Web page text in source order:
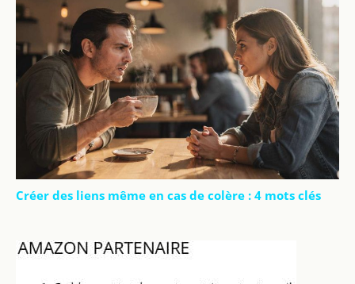
Créer des liens même en cas de colère : 4 mots clés